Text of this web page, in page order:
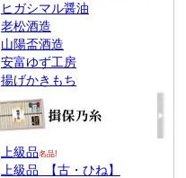
ヒガシマル醤油
老松酒造
山陽盃酒造
安富ゆず工房
揚げかきもち
上級品名品!
上級品 【古・ひね】